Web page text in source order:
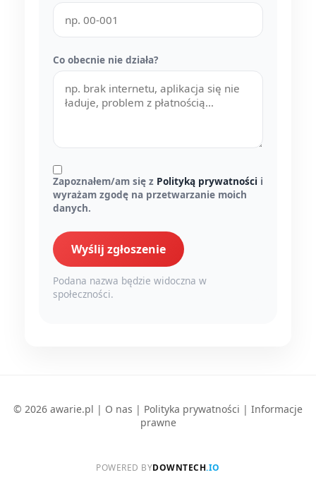
Co obecnie nie działa?
Zapoznałem/am się z Polityką prywatności i
wyrażam zgodę na przetwarzanie moich
danych.
Wyślij zgłoszenie
Podana nazwa będzie widoczna w
społeczności.
© 2026 awarie.pl | O nas | Polityka prywatności | Informacje
prawne
POWERED BYDOWNTECH.IO